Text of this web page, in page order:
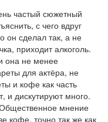
частый сюжетный
с чего вдруг
он сделал так, а не
приходит алкоголь.
она не менее
для актёра, не
и кофе как часть
и дискутируют много.
мнение
кофе, точно так же как